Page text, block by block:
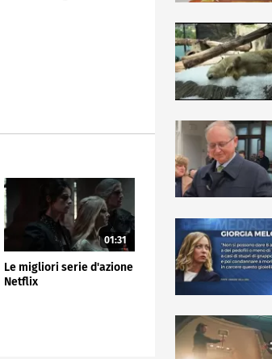
01:31
Le migliori serie d'azione
Netflix